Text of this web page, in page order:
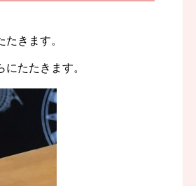
きます。
たたきます。